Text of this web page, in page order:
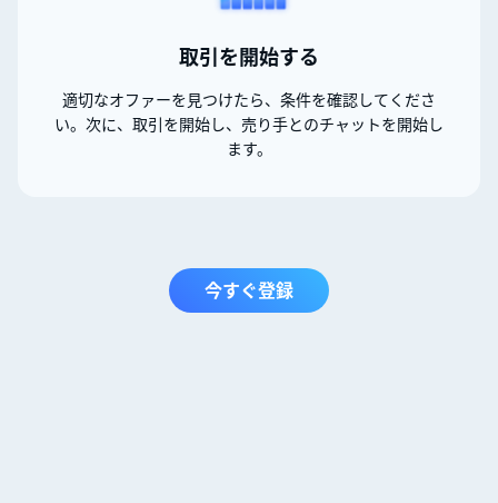
取引を開始する
適切なオファーを見つけたら、条件を確認してくださ
い。次に、取引を開始し、売り手とのチャットを開始し
ます。
今すぐ登録